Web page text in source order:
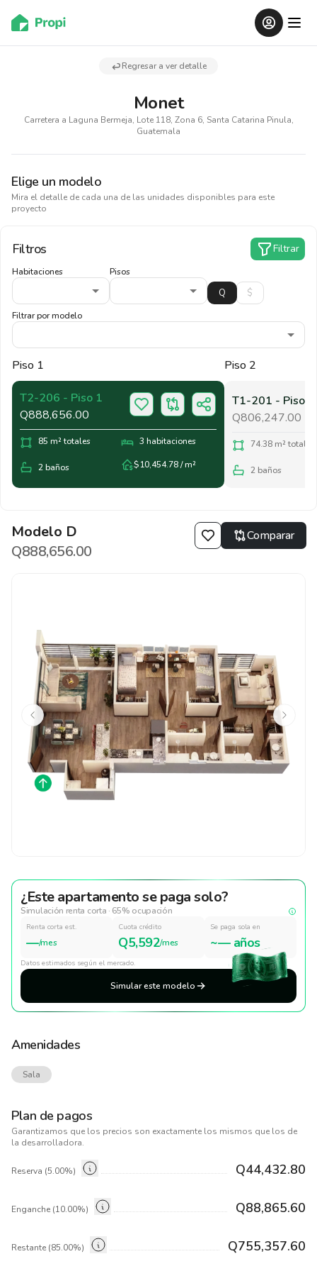
Regresar a ver detalle
Monet
Carretera a Laguna Bermeja, Lote 118, Zona 6, Santa Catarina Pinula,
Guatemala
Elige un modelo
Mira el detalle de cada una de las unidades disponibles para este
proyecto
Filtros Filtrar
Habitaciones Pisos
Filtrar por modelo
Piso 1
T2-206 - Piso 1
Q888,656.00
85 m² totales 3 habitaciones
2 baños $10,454.78/ m²
Piso 2
T1-201 - Piso 2
Q806,247.00
74.38 m² totales
2 baños
Modelo D
Q888,656.00
Comparar
¿Este apartamento se paga solo?
Simulación renta corta · 65% ocupación
Renta corta est.
—/mes
Cuota crédito
Q5,592/mes
Se paga sola en
~— años
Datos estimados según el mercado.
Simular este modelo
Amenidades
Sala
Plan de pagos
Garantizamos que los precios son exactamente los mismos que los de
la desarrolladora.
Reserva (5.00%) Q44,432.80
Enganche (10.00%) Q88,865.60
Restante (85.00%) Q755,357.60